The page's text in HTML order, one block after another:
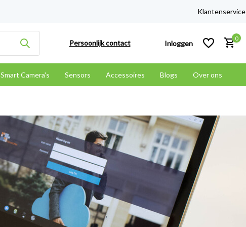
Klantenservice
Persoonlijk contact Inloggen
0
Smart Camera's Sensors Accessoires Blogs Over ons